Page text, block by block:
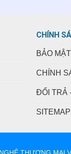
CHÍNH
BẢO
CHÍNH
ĐỔI TRẢ
SITEMAP